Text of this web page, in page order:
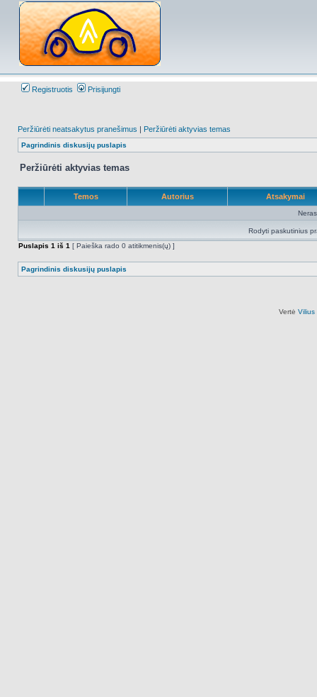
Registruotis Prisijungti
Peržiūrėti neatsakytus pranešimus | Peržiūrėti aktyvias temas
Pagrindinis diskusijų puslapis
Peržiūrėti aktyvias temas
Temos Autorius Atsakymai
Rodyti paskutinius
Puslapis 1 iš 1 [ Paieška rado 0 atitikmenis(ų) ]
Pagrindinis diskusijų puslapis
Vertė Vilius